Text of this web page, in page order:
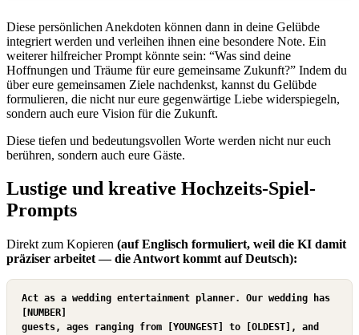
Diese persönlichen Anekdoten können dann in deine Gelübde
integriert werden und verleihen ihnen eine besondere Note. Ein
weiterer hilfreicher Prompt könnte sein: “Was sind deine
Hoffnungen und Träume für eure gemeinsame Zukunft?” Indem du
über eure gemeinsamen Ziele nachdenkst, kannst du Gelübde
formulieren, die nicht nur eure gegenwärtige Liebe widerspiegeln,
sondern auch eure Vision für die Zukunft.
Diese tiefen und bedeutungsvollen Worte werden nicht nur euch
berühren, sondern auch eure Gäste.
Lustige und kreative Hochzeits-Spiel-
Prompts
Direkt zum Kopieren (auf Englisch formuliert, weil die KI damit
präziser arbeitet — die Antwort kommt auf Deutsch):
Act as a wedding entertainment planner. Our wedding has
[NUMBER]
guests, ages ranging from [YOUNGEST] to [OLDEST], and